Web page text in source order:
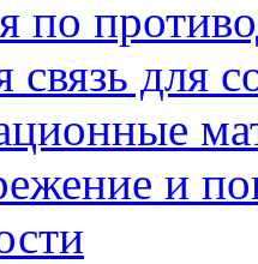
по
связь для
и